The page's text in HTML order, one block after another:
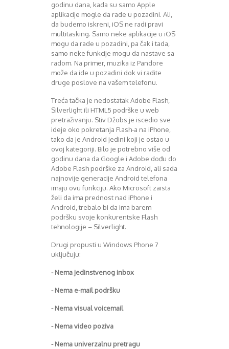
godinu dana, kada su samo Apple
aplikacije mogle da rade u pozadini. Ali,
da budemo iskreni, iOS ne radi pravi
multitasking. Samo neke aplikacije u iOS
mogu da rade u pozadini, pa čak i tada,
samo neke funkcije mogu da nastave sa
radom. Na primer, muzika iz Pandore
može da ide u pozadini dok vi radite
druge poslove na vašem telefonu.
Treća tačka je nedostatak Adobe Flash,
Silverlight ili HTML5 podrške u web
pretraživanju. Stiv Džobs je iscedio sve
ideje oko pokretanja Flash-a na iPhone,
tako da je Android jedini koji je ostao u
ovoj kategoriji. Bilo je potrebno više od
godinu dana da Google i Adobe dođu do
Adobe Flash podrške za Android, ali sada
najnovije generacije Android telefona
imaju ovu funkciju. Ako Microsoft zaista
želi da ima prednost nad iPhone i
Android, trebalo bi da ima barem
podršku svoje konkurentske Flash
tehnologije – Silverlight.
Drugi propusti u Windows Phone 7
uključuju:
- Nema jedinstvenog inbox
- Nema e-mail podršku
- Nema visual voicemail
- Nema video poziva
- Nema univerzalnu pretragu